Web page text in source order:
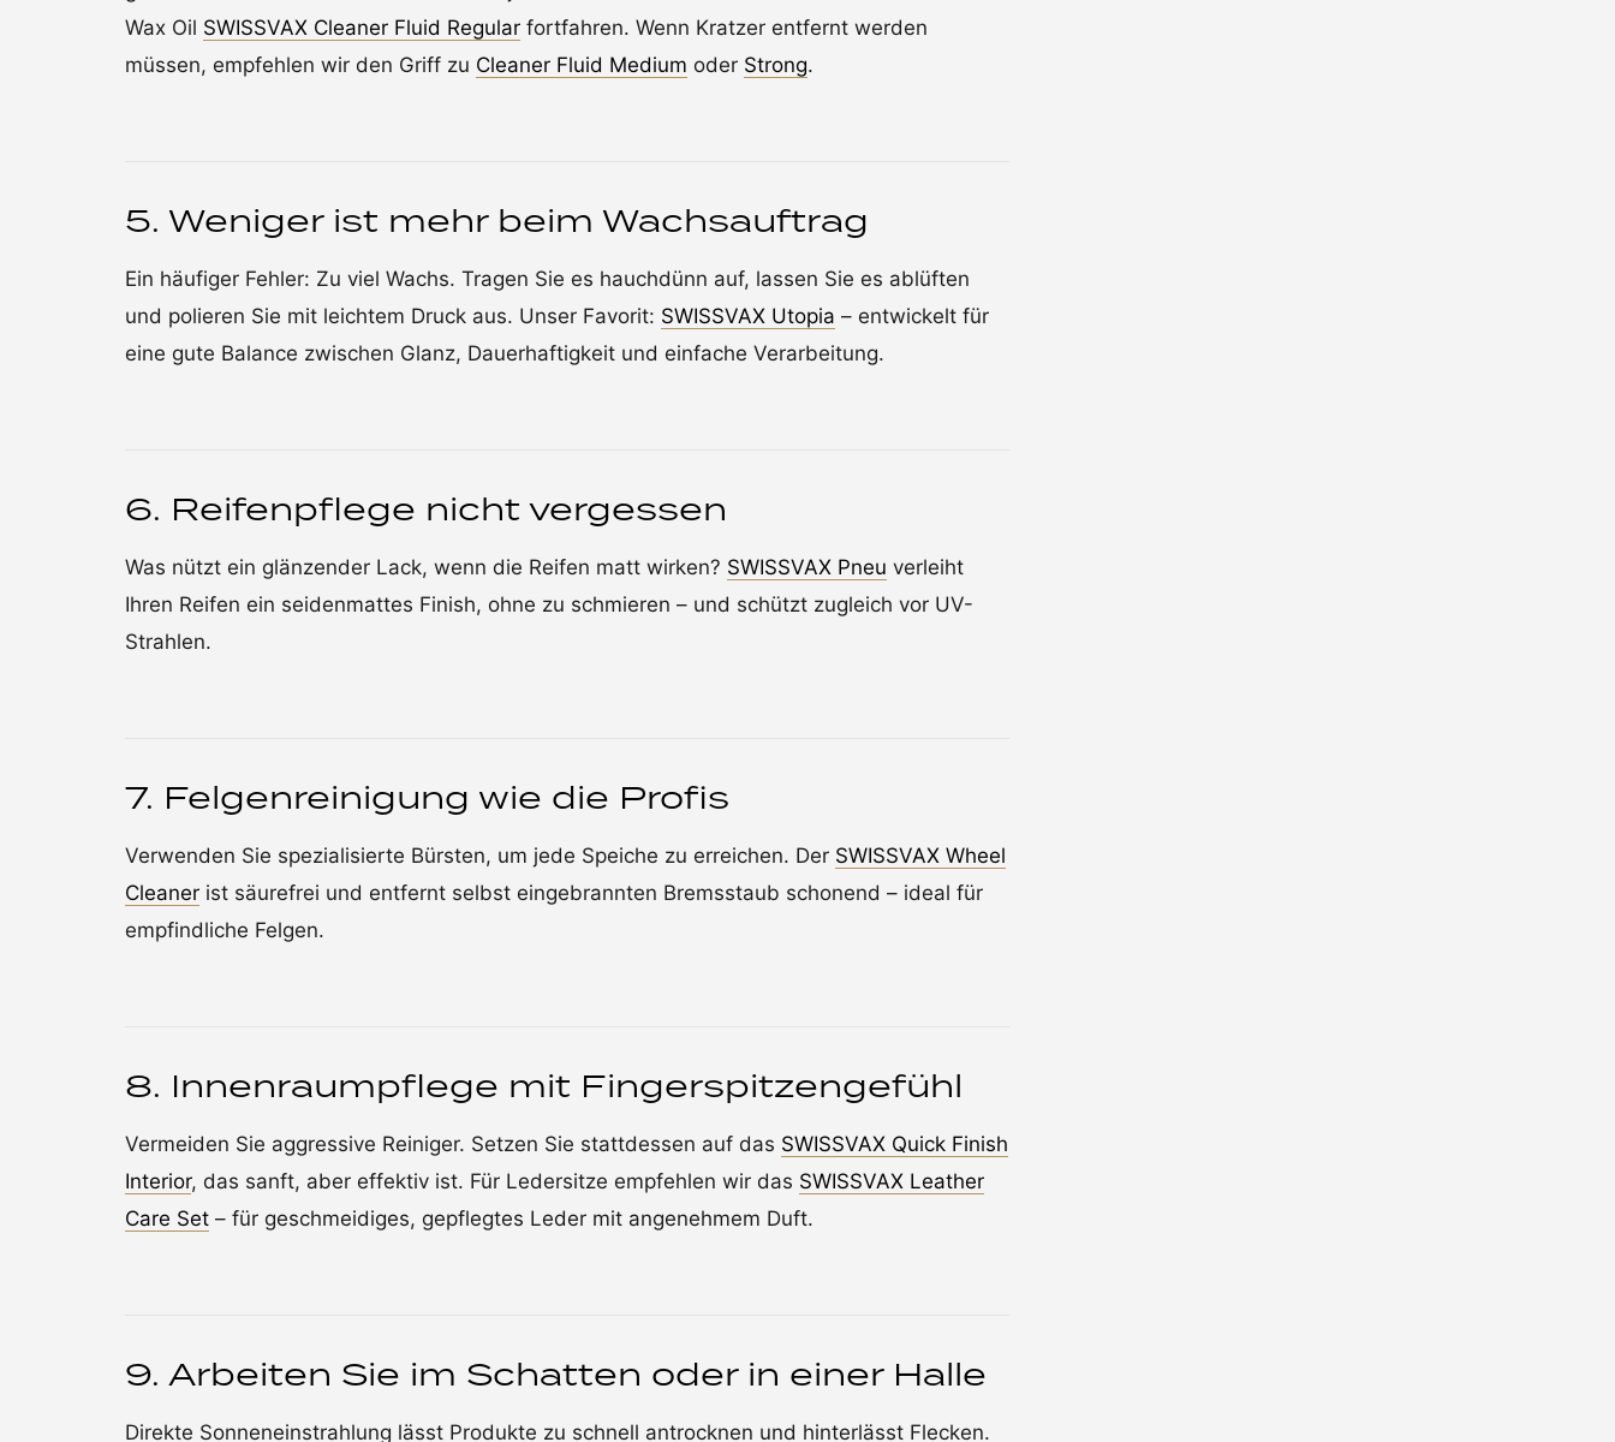
Wax Oil SWISSVAX Cleaner Fluid Regular fortfahren. Wenn Kratzer entfernt werden
müssen, empfehlen wir den Griff zu Cleaner Fluid Medium oder Strong.
5. Weniger ist mehr beim Wachsauftrag
Ein häufiger Fehler: Zu viel Wachs. Tragen Sie es hauchdünn auf, lassen Sie es ablüften
und polieren Sie mit leichtem Druck aus. Unser Favorit: SWISSVAX Utopia – entwickelt für
eine gute Balance zwischen Glanz, Dauerhaftigkeit und einfache Verarbeitung.
6. Reifenpflege nicht vergessen
Was nützt ein glänzender Lack, wenn die Reifen matt wirken? SWISSVAX Pneu verleiht
Ihren Reifen ein seidenmattes Finish, ohne zu schmieren – und schützt zugleich vor UV-
Strahlen.
7. Felgenreinigung wie die Profis
Verwenden Sie spezialisierte Bürsten, um jede Speiche zu erreichen. Der SWISSVAX Wheel
Cleaner ist säurefrei und entfernt selbst eingebrannten Bremsstaub schonend – ideal für
empfindliche Felgen.
8. Innenraumpflege mit Fingerspitzengefühl
Vermeiden Sie aggressive Reiniger. Setzen Sie stattdessen auf das SWISSVAX Quick Finish
Interior, das sanft, aber effektiv ist. Für Ledersitze empfehlen wir das SWISSVAX Leather
Care Set – für geschmeidiges, gepflegtes Leder mit angenehmem Duft.
9. Arbeiten Sie im Schatten oder in einer Halle
Direkte Sonneneinstrahlung lässt Produkte zu schnell antrocknen und hinterlässt Flecken.